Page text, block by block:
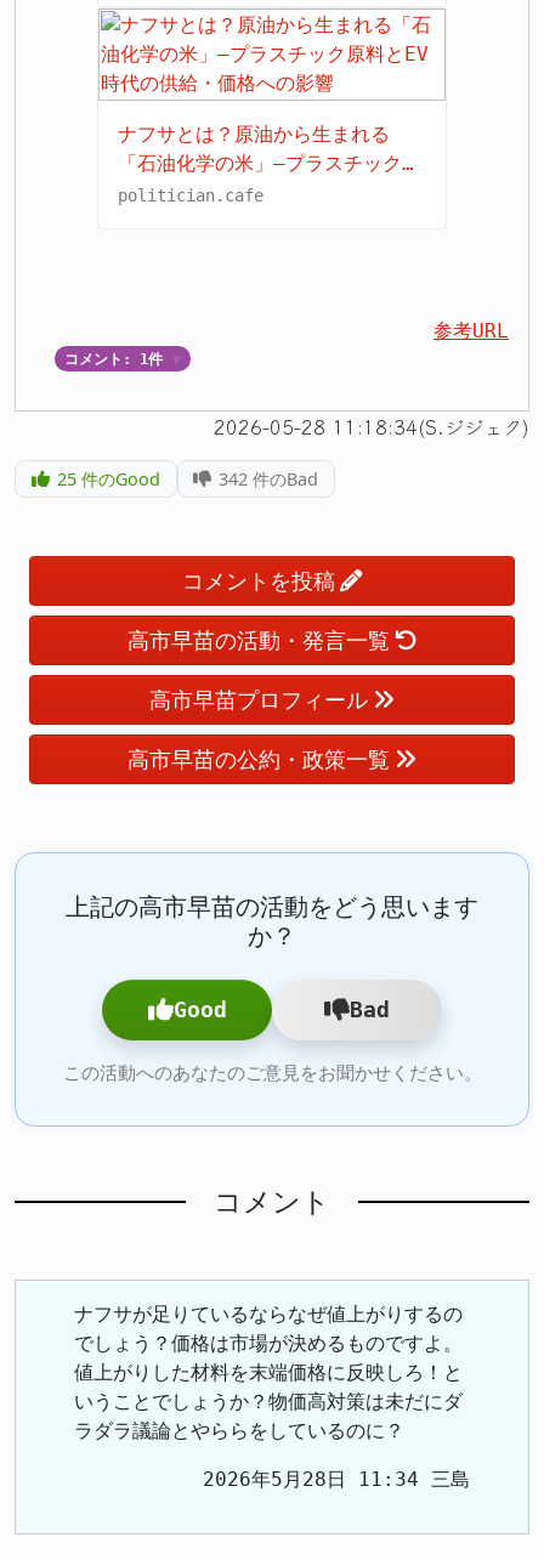
ナフサとは？原油から生まれる
「石油化学の米」—プラスチック原
料とEV時代の供給・価格への影響
politician.cafe
参考URL
コメント: 1件 ▼
2026-05-28 11:18:34(S.ジジェク)
25件のGood 342 件のBad
コメントを投稿
高市早苗の活動・発言一覧
高市早苗プロフィール
高市早苗の公約・政策一覧
上記の高市早苗の活動をどう思います
か？
Good Bad
この活動へのあなたのご意見をお聞かせください。
コメント
ナフサが足りているならなぜ値上がりするの
でしょう？価格は市場が決めるものですよ。
値上がりした材料を末端価格に反映しろ！と
いうことでしょうか？物価高対策は未だにダ
ラダラ議論とやららをしているのに？
2026年5月28日 11:34 三島